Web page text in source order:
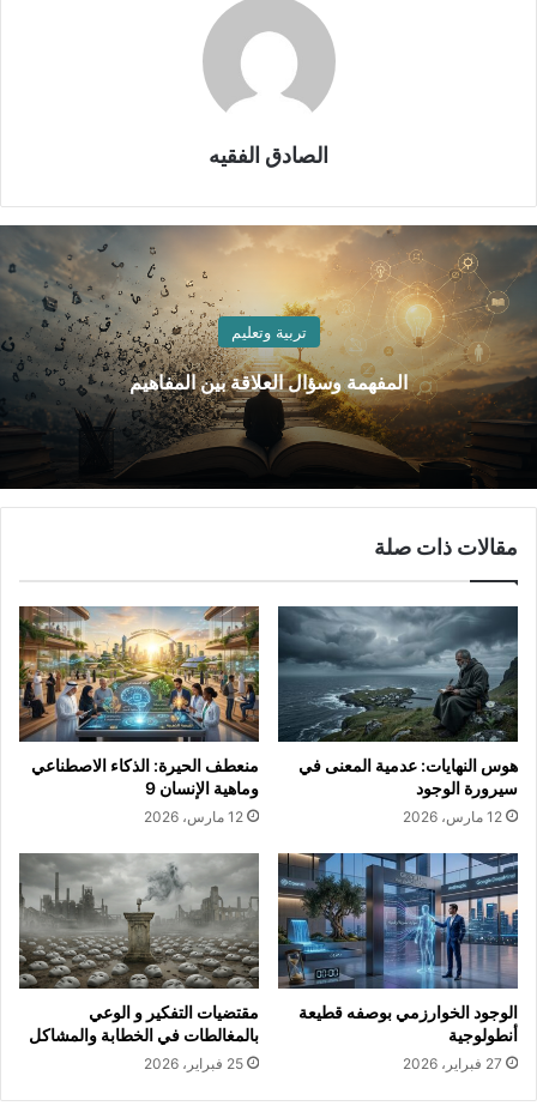
الصادق الفقيه
تربية وتعليم
المفهمة وسؤال العلاقة بين المفاهيم
مقالات ذات صلة
هوس النهايات: عدمية المعنى في
سيرورة الوجود
12 مارس، 2026
منعطف الحيرة: الذكاء الاصطناعي
وماهية الإنسان 9
12 مارس، 2026
الوجود الخوارزمي بوصفه قطيعة
أنطولوجية
27 فبراير، 2026
مقتضيات التفكير و الوعي
بالمغالطات في الخطابة والمشاكل
25 فبراير، 2026